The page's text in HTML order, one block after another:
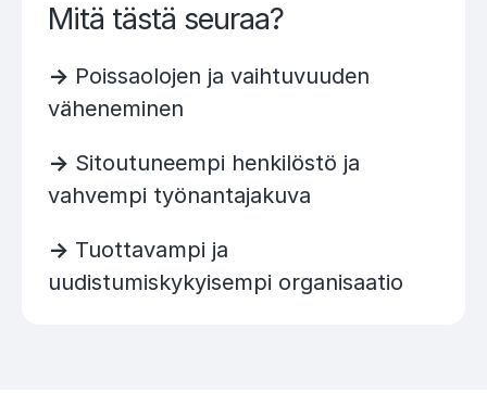
Mitä tästä seuraa?
-> Poissaolojen ja vaihtuvuuden
väheneminen
-> Sitoutuneempi henkilöstö ja
vahvempi työnantajakuva
-> Tuottavampi ja
uudistumiskykyisempi organisaatio